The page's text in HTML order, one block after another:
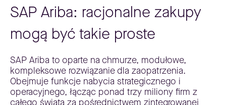
SAP Ariba: racjonalne zakupy
mogą być takie proste
SAP Ariba to oparte na chmurze, modułowe,
kompleksowe rozwiązanie dla zaopatrzenia.
Obejmuje funkcje nabycia strategicznego i
operacyjnego, łącząc ponad trzy miliony firm z
całego świata za pośrednictwem zintegrowanej